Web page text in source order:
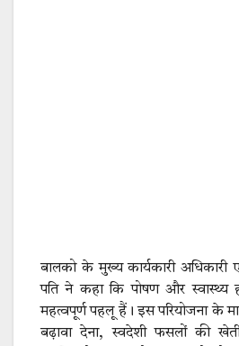
बालको के मुख्य कार्यकारी अधिकारी
पति ने कहा कि पोषण और स्वास्थ्य
महत्वपूर्ण पहलू हैं। इस परियोजना के
बढ़ावा देना, स्वदेशी फसलों की खेती